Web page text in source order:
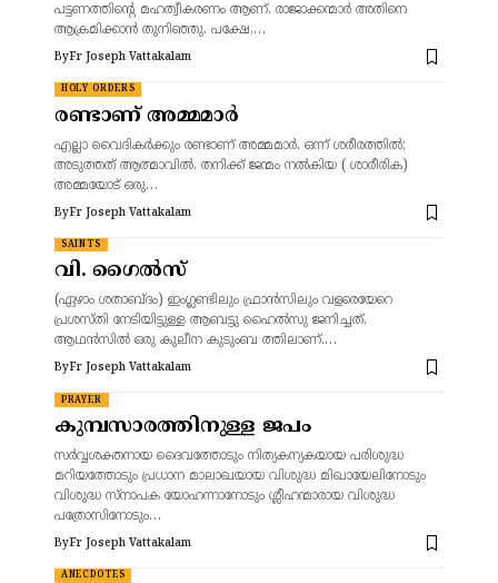
പട്ടണത്തിന്റെ മഹത്വീകരണം ആണ്. രാജാക്കന്മാർ അതിനെ
ആക്രമിക്കാൻ തുനിഞ്ഞു. പക്ഷേ,…
ByFr Joseph Vattakalam
HOLY ORDERS
രണ്ടാണ് അമ്മമാർ
എല്ലാ വൈദികർക്കും രണ്ടാണ് അമ്മമാർ. ഒന്ന് ശരീരത്തിൽ;
അടുത്തത് ആത്മാവിൽ. തനിക്ക് ജന്മം നൽകിയ ( ശാരീരിക)
അമ്മയോട് ഒരു…
ByFr Joseph Vattakalam
SAINTS
വി. ഗൈൽസ്
(ഏഴാം ശതാബ്ദം) ഇംഗ്ലണ്ടിലും ഫ്രാൻസിലും വളരെയേറെ
പ്രശസ്തി നേടിയിട്ടുള്ള ആബട്ടു ഹൈൽസു ജനിച്ചത്,
ആഥൻസിൽ ഒരു കുലീന കുടുംബ ത്തിലാണ്.…
ByFr Joseph Vattakalam
PRAYER
കുമ്പസാരത്തിനുള്ള ജപം
സര്‍വ്വശക്തനായ ദൈവത്തോടും നിത്യകന്യകയായ പരിശുദ്ധ
മറിയത്തോടും പ്രധാന മാലാഖയായ വിശുദ്ധ മിഖായേലിനോടും
വിശുദ്ധ സ്നാപക യോഹന്നാനോടും ശ്ലീഹന്മാരായ വിശുദ്ധ
പത്രോസിനോടും…
ByFr Joseph Vattakalam
ANECDOTES